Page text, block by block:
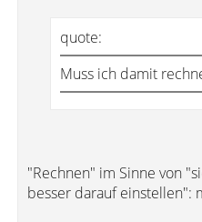
quote:
Muss ich damit
"Rechnen" im Sinne von
besser darauf einstellen":